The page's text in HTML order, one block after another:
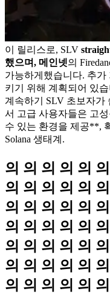
이 릴리스로, SLV
했으며, 메인넷의
가능하게했습니다. 추가
키기 위해 계획되어 있
계속하기 SLV 초보자가
서 고급 사용자들은 고
수 있는 환경을 제공**,
Solana 생태계.
의 의 의 의 의
의 의 의 의 의
의 의 의 의 의
의 의 의 의 의
의 의 의 의 의
의 의 의 의 의
의 의 의 의 의